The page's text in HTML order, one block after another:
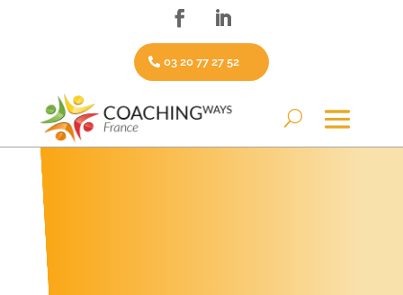
03 20 77 27 52